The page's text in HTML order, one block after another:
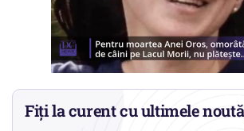
Fiți la curent cu ultimele